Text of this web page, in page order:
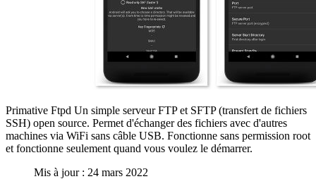
Primative Ftpd Un simple serveur FTP et SFTP (transfert de fichiers
SSH) open source. Permet d'échanger des fichiers avec d'autres
machines via WiFi sans câble USB. Fonctionne sans permission root
et fonctionne seulement quand vous voulez le démarrer.
Mis à jour : 24 mars 2022